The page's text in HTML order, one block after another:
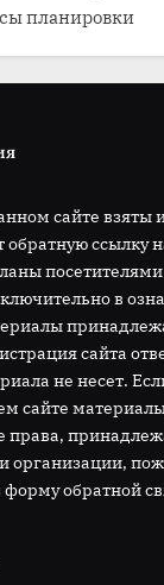
планировки
сайте взяты
ссылку
посетителями
в
сайта
не несет.
сайте
права,
обратной